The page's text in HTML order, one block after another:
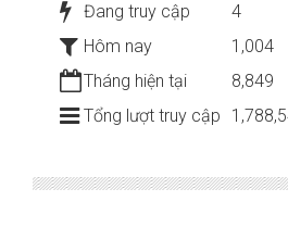
Đang truy cập
4
Hôm nay
1,004
Tháng hiện tại
8,849
Tổng lượt truy cập